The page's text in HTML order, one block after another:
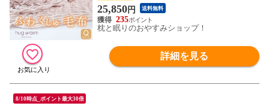
25,850円 送料無料
235
枕と眠りのおやすみショップ！
詳細を見る
8/10時点_ポイント最大30倍